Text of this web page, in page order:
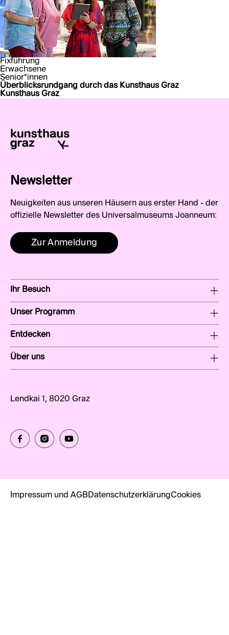
Fixführung
Erwachsene
Senior*innen
Überblicksrundgang durch das Kunsthaus Graz
Kunsthaus Graz
Newsletter
Neuigkeiten aus unseren Häusern aus erster Hand - der
offizielle Newsletter des Universalmuseums Joanneum:
Zur Anmeldung
Ihr Besuch
Unser Programm
Entdecken
Über uns
Lendkai 1, 8020 Graz
Impressum und AGBDatenschutzerklärungCookies